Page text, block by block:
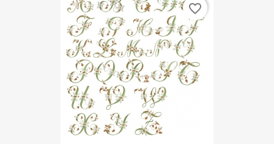
favorite_border